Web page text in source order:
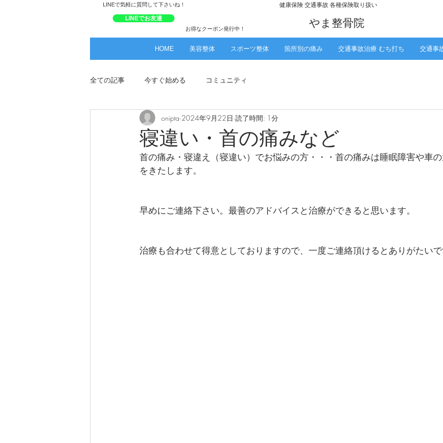
​LINEで気軽に質問して下さいね！
LINEでお友達
お得なクーポン発行中！
​健康保険 交通事故 各種保険取り扱い
​やま整骨院
HOME 美容整体 スポーツ整体 箇所別の痛み 交通事故治療 むち打ち 交通事
全ての記事 今すぐ始める コミュニティ
寝違い・首の痛みなど
onipta 2024年9月22日 読了時間: 1分
首の痛み・寝違え（寝違い）でお悩みの方・・・首の痛みは睡眠障害や車
をきたします。
早めにご連絡下さい。最善のアドバイスと治療ができると思います。
治療も合わせて得意としておりますので、一度ご連絡頂けるとありがたい